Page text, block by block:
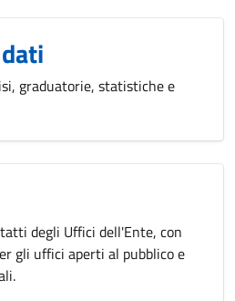
graduatorie, statistiche e
degli Uffici dell'Ente, con
gli uffici aperti al pubblico e